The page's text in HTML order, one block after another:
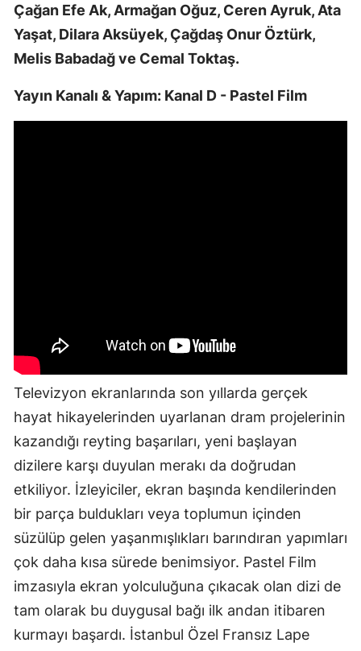
Çağan Efe Ak, Armağan Oğuz, Ceren Ayruk, Ata
Yaşat, Dilara Aksüyek, Çağdaş Onur Öztürk,
Melis Babadağ ve Cemal Toktaş.
Yayın Kanalı & Yapım: Kanal D - Pastel Film
Televizyon ekranlarında son yıllarda gerçek
hayat hikayelerinden uyarlanan dram projelerinin
kazandığı reyting başarıları, yeni başlayan
dizilere karşı duyulan merakı da doğrudan
etkiliyor. İzleyiciler, ekran başında kendilerinden
bir parça buldukları veya toplumun içinden
süzülüp gelen yaşanmışlıkları barındıran yapımları
çok daha kısa sürede benimsiyor. Pastel Film
imzasıyla ekran yolculuğuna çıkacak olan dizi de
tam olarak bu duygusal bağı ilk andan itibaren
kurmayı başardı. İstanbul Özel Fransız Lape